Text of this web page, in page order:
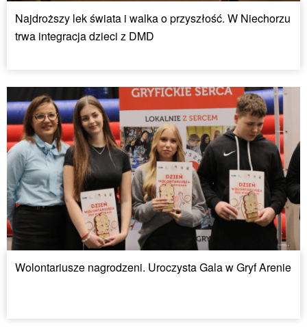
Najdroższy lek świata i walka o przyszłość. W Niechorzu
trwa integracja dzieci z DMD
Wolontariusze nagrodzeni. Uroczysta Gala w Gryf Arenie